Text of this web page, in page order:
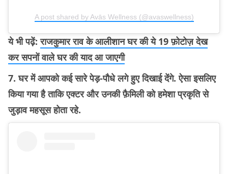
A post shared by Avās Wellness (@avaswellness)
ये भी पढ़ें:राजकुमार राव के आलीशान घर की ये 19 फ़ोटोज़ देख
कर सपनों वाले घर की याद आ जाएगी
7. घर में आपको कई सारे पेड़-पौधे लगे हुए दिखाई देंगे. ऐसा इसलिए
किया गया है ताकि एक्टर और उनकी फ़ैमिली को हमेशा प्रकृति से
जुड़ाव महसूस होता रहे.